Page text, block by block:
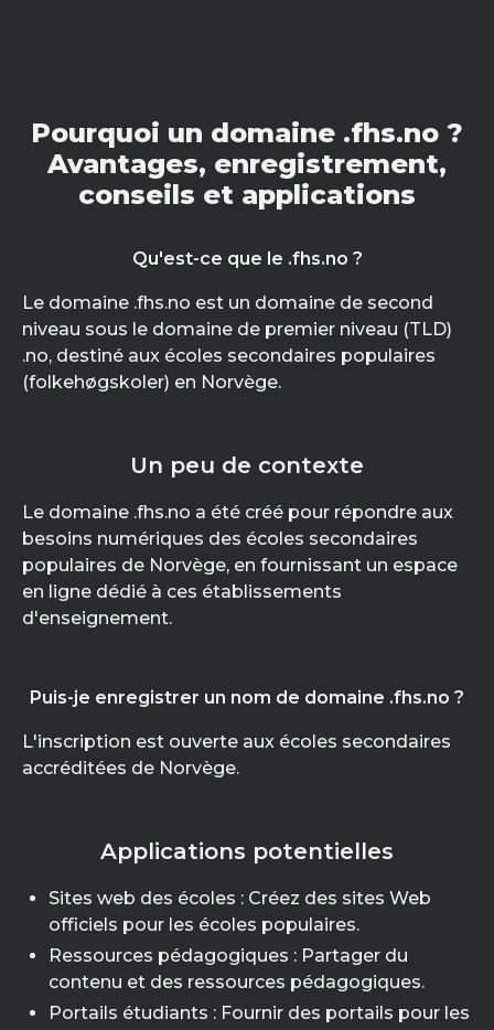
Pourquoi un domaine .fhs.no ?
Avantages, enregistrement,
conseils et applications
Qu'est-ce que le .fhs.no ?
Le domaine .fhs.no est un domaine de second
niveau sous le domaine de premier niveau (TLD)
.no, destiné aux écoles secondaires populaires
(folkehøgskoler) en Norvège.
Un peu de contexte
Le domaine .fhs.no a été créé pour répondre aux
besoins numériques des écoles secondaires
populaires de Norvège, en fournissant un espace
en ligne dédié à ces établissements
d'enseignement.
Puis-je enregistrer un nom de domaine .fhs.no ?
L'inscription est ouverte aux écoles secondaires
accréditées de Norvège.
Applications potentielles
Sites web des écoles : Créez des sites Web
officiels pour les écoles populaires.
Ressources pédagogiques : Partager du
contenu et des ressources pédagogiques.
Portails étudiants : Fournir des portails pour les